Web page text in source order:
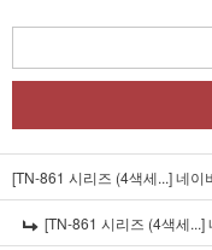
[TN-861 시리즈 (4색세...]네이
[TN-861 시리즈 (4색세...]